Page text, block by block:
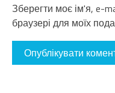
Зберегти моє ім'я, e-
браузері для моїх